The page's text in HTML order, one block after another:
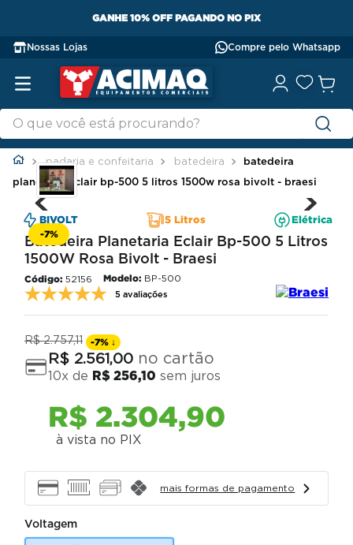
GANHE 10% OFF PAGANDO NO PIX
Nossas Lojas Compre pelo Whatsapp
padaria e confeitaria batedeira
batedeira
planetaria eclair bp-500 5 litros 1500w rosa bivolt - braesi
BIVOLT 5 Litros Elétrica
-7%
Batedeira Planetaria Eclair Bp-500 5 Litros
1500W Rosa Bivolt - Braesi
52156 Modelo: BP-500
5 avaliações
R$ 2.757,11 -7% ↓
R$ 2.561 ,00 no cartão
10x de R$ 256,10 sem juros
R$ 2.304,90
à vista no PIX
mais formas de pagamento
Voltagem